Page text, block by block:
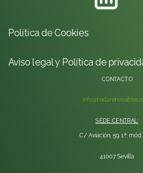
Política de Cookies
Aviso legal y Política de
CONTACTO
SEDE CENTRAL:
C/ Aviación, 59, 1ª, mód.
41007 Sevilla